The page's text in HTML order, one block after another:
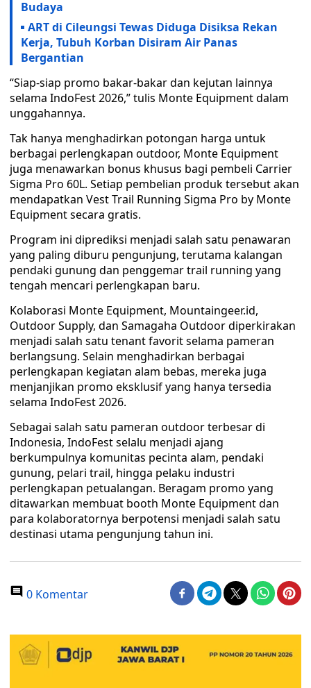
Budaya
ART di Cileungsi Tewas Diduga Disiksa Rekan
Kerja, Tubuh Korban Disiram Air Panas
Bergantian
“Siap-siap promo bakar-bakar dan kejutan lainnya
selama IndoFest 2026,” tulis Monte Equipment dalam
unggahannya.
Tak hanya menghadirkan potongan harga untuk
berbagai perlengkapan outdoor, Monte Equipment
juga menawarkan bonus khusus bagi pembeli Carrier
Sigma Pro 60L. Setiap pembelian produk tersebut akan
mendapatkan Vest Trail Running Sigma Pro by Monte
Equipment secara gratis.
Program ini diprediksi menjadi salah satu penawaran
yang paling diburu pengunjung, terutama kalangan
pendaki gunung dan penggemar trail running yang
tengah mencari perlengkapan baru.
Kolaborasi Monte Equipment, Mountaingeer.id,
Outdoor Supply, dan Samagaha Outdoor diperkirakan
menjadi salah satu tenant favorit selama pameran
berlangsung. Selain menghadirkan berbagai
perlengkapan kegiatan alam bebas, mereka juga
menjanjikan promo eksklusif yang hanya tersedia
selama IndoFest 2026.
Sebagai salah satu pameran outdoor terbesar di
Indonesia, IndoFest selalu menjadi ajang
berkumpulnya komunitas pecinta alam, pendaki
gunung, pelari trail, hingga pelaku industri
perlengkapan petualangan. Beragam promo yang
ditawarkan membuat booth Monte Equipment dan
para kolaboratornya berpotensi menjadi salah satu
destinasi utama pengunjung tahun ini.
0 Komentar